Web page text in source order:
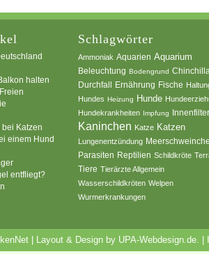
halten
Katzen
einem Hund
entfliegt?
Schlagwörter
Ammoniak Aquarien Aquarium
Beleuchtung Bodengrund
Durchfall Ernährung Fische
Hundes Heizung Hunde
Hundekrankheiten Impfung
Kaninchen Katze Katzen
Lungenentzündung
Parasiten Reptilien Schildkröte
Tiere Tierärzte Allgemein
Wasserschildkröten Welpen
Wurmerkrankungen
| Layout & Design by UPA-Webdesign.de.